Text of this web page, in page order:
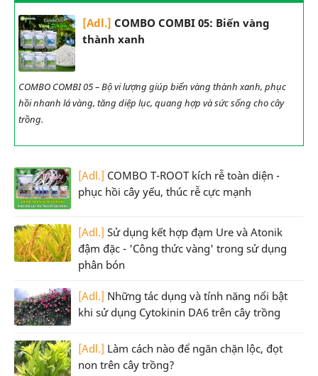
[Adl.] COMBO COMBI 05: Biến vàng
thành xanh
COMBO COMBI 05 – Bộ vi lượng giúp biến vàng thành xanh, phục
hồi nhanh lá vàng, tăng diệp lục, quang hợp và sức sống cho cây
trồng.
[Adl.] COMBO T-ROOT kích rễ toàn diện -
phục hồi cây yếu, thúc rễ cực mạnh
[Adl.] Sử dụng kết hợp đạm Ure và Atonik
đậm đặc - 'Công thức vàng' trong sử dụng
phân bón
[Adl.] Những tác dụng và tính năng nổi bật
khi sử dụng Cytokinin DA6 trên cây trồng
[Adl.] Làm cách nào để ngăn chặn lộc, đọt
non trên cây trồng?